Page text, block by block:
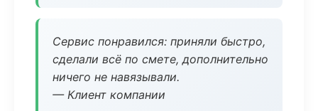
Сервис понравился: приняли быстро,
сделали всё по смете, дополнительно
ничего не навязывали.
— Клиент компании